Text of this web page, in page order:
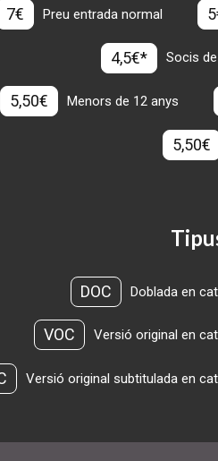
7€ Preu entrada normal
4,5€* Socis
5,50€ Menors de 12 anys
5,50€
DOC Doblada en
VOC Versió original en
Versió original subtitulada en